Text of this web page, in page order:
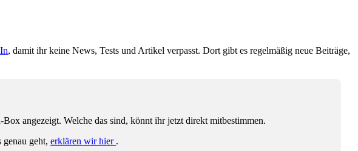
, damit ihr keine News, Tests und Artikel verpasst. Dort gibt es regelmäßig neue Beiträge,
angezeigt. Welche das sind, könnt ihr jetzt direkt mitbestimmen.
geht, erklären wir hier .